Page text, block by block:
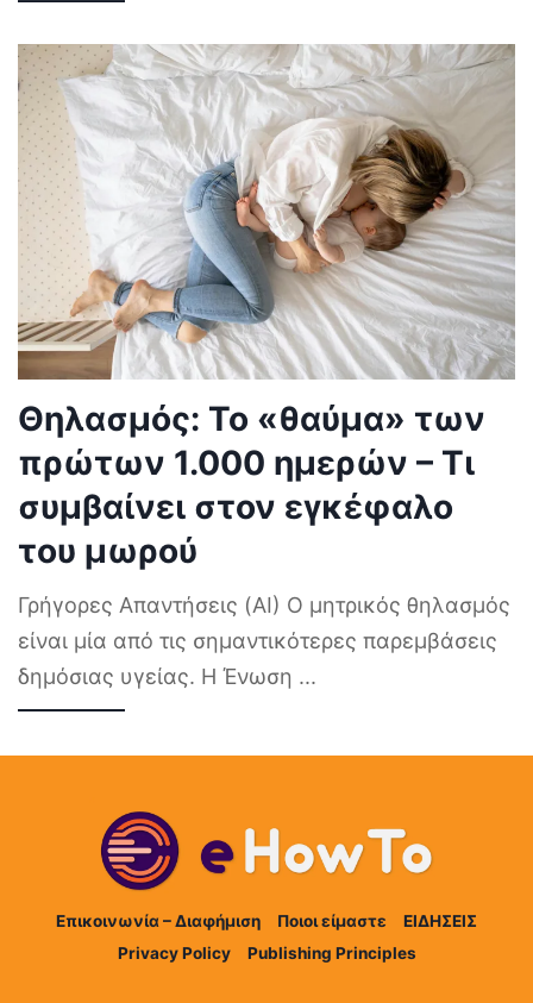
Θηλασμός: Το «θαύμα» των
πρώτων 1.000 ημερών – Τι
συμβαίνει στον εγκέφαλο
του μωρού
Γρήγορες Απαντήσεις (AI) Ο μητρικός θηλασμός
είναι μία από τις σημαντικότερες παρεμβάσεις
δημόσιας υγείας. Η Ένωση ...
Επικοινωνία – Διαφήμιση Ποιοι είμαστε
ΕΙΔΗΣΕΙΣ
Privacy Policy
Publishing Principles